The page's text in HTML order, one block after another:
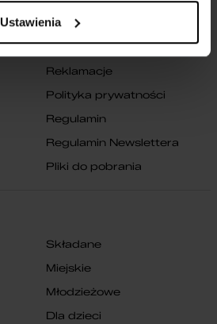
Ustawienia
Reklamacje
Polityka prywatności
Regulamin
Regulamin Newslettera
Pliki do pobrania
Składane
Miejskie
Młodzieżowe
Dla dzieci